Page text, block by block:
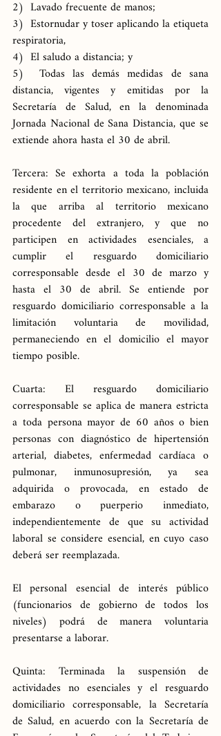
2)  Lavado frecuente de manos;
3)  Estornudar y toser aplicando la etiqueta
respiratoria,
4)  El saludo a distancia; y
5)  Todas las demás medidas de sana
distancia, vigentes y emitidas por la
Secretaría de Salud, en la denominada
Jornada Nacional de Sana Distancia, que se
extiende ahora hasta el 30 de abril.
Tercera: Se exhorta a toda la población
residente en el territorio mexicano, incluida
la que arriba al territorio mexicano
procedente del extranjero, y que no
participen en actividades esenciales, a
cumplir el resguardo domiciliario
corresponsable desde el 30 de marzo y
hasta el 30 de abril. Se entiende por
resguardo domiciliario corresponsable a la
limitación voluntaria de movilidad,
permaneciendo en el domicilio el mayor
tiempo posible.
Cuarta: El resguardo domiciliario
corresponsable se aplica de manera estricta
a toda persona mayor de 60 años o bien
personas con diagnóstico de hipertensión
arterial, diabetes, enfermedad cardíaca o
pulmonar, inmunosupresión, ya sea
adquirida o provocada, en estado de
embarazo o puerperio inmediato,
independientemente de que su actividad
laboral se considere esencial, en cuyo caso
deberá ser reemplazada.
El personal esencial de interés público
(funcionarios de gobierno de todos los
niveles) podrá de manera voluntaria
presentarse a laborar.
Quinta: Terminada la suspensión de
actividades no esenciales y el resguardo
domiciliario corresponsable, la Secretaría
de Salud, en acuerdo con la Secretaría de